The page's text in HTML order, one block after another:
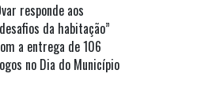
responde aos
da habitação”
a entrega de 106
no Dia do Município